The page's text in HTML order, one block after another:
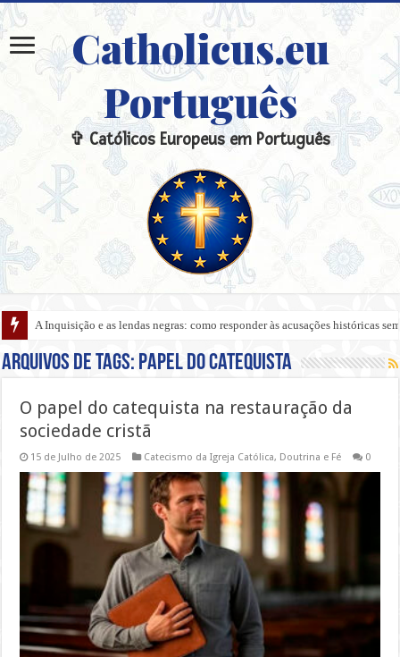
Catholicus.eu
Português
✞ Católicos Europeus em Português
A Inquisição e as lendas negras: como responder às acusações históricas
Arquivos de tags: papel do catequista
O papel do catequista na restauração da
sociedade cristã
15 de Julho de 2025 Catecismo da Igreja Católica, Doutrina e Fé 0